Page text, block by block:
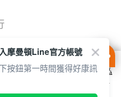
cookie 方式之詳情，及若您不希
cookie 設定，請參閱本網站「
隱私
即表示您同意本公司得按本網站使
摩曼頓Line官方帳號
按鈕第一時間獲得好康訊